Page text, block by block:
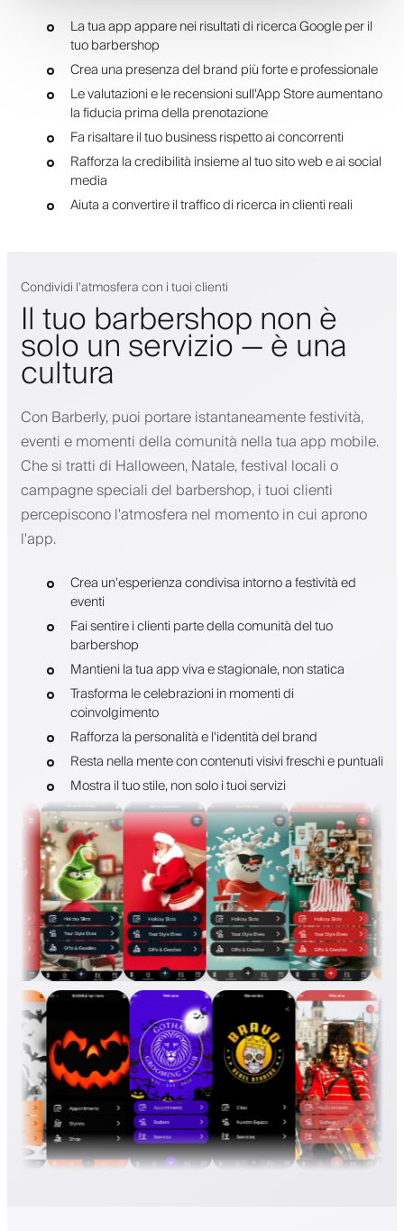
La tua app appare nei risultati di ricerca Google per il
tuo barbershop
Crea una presenza del brand più forte e professionale
Le valutazioni e le recensioni sull'App Store aumentano
la fiducia prima della prenotazione
Fa risaltare il tuo business rispetto ai concorrenti
Rafforza la credibilità insieme al tuo sito web e ai social
media
Aiuta a convertire il traffico di ricerca in clienti reali
Condividi l'atmosfera con i tuoi clienti
Il tuo barbershop non è
solo un servizio — è una
cultura
Con Barberly, puoi portare istantaneamente festività,
eventi e momenti della comunità nella tua app mobile.
Che si tratti di Halloween, Natale, festival locali o
campagne speciali del barbershop, i tuoi clienti
percepiscono l'atmosfera nel momento in cui aprono
l'app.
Crea un'esperienza condivisa intorno a festività ed
eventi
Fai sentire i clienti parte della comunità del tuo
barbershop
Mantieni la tua app viva e stagionale, non statica
Trasforma le celebrazioni in momenti di
coinvolgimento
Rafforza la personalità e l'identità del brand
Resta nella mente con contenuti visivi freschi e puntuali
Mostra il tuo stile, non solo i tuoi servizi